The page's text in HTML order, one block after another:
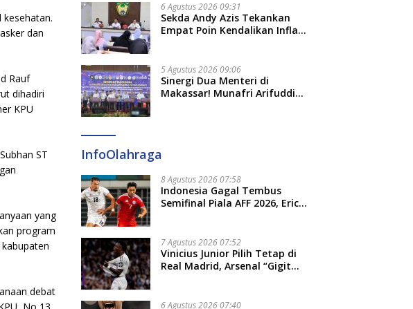
dan
Rauf
dihadiri
KPU
ST
yang
program
debat
6 Agustus 2026 09:31
Sekda Andy Azis Tekankan
Empat Poin Kendalikan Inflasi
5 Agustus 2026 09:06
Sinergi Dua Menteri di
Makassar! Munafri Arifuddin
InfoOlahraga
8 Agustus 2026 07:58
Indonesia Gagal Tembus
Semifinal Piala AFF 2026, Erick
7 Agustus 2026 07:52
Vinicius Junior Pilih Tetap di
Real Madrid, Arsenal “Gigit
6 Agustus 2026 07:40